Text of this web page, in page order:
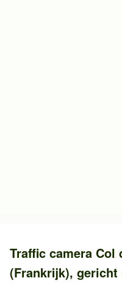
Traffic camera Col
(Frankrijk), gericht